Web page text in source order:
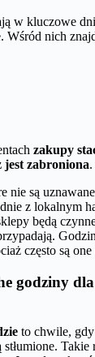
w kluczowe
Wśród nich
zakupy
jest zabroniona.
nie są
z lokalnym
będą
często są
godziny
to chwile,
Takie